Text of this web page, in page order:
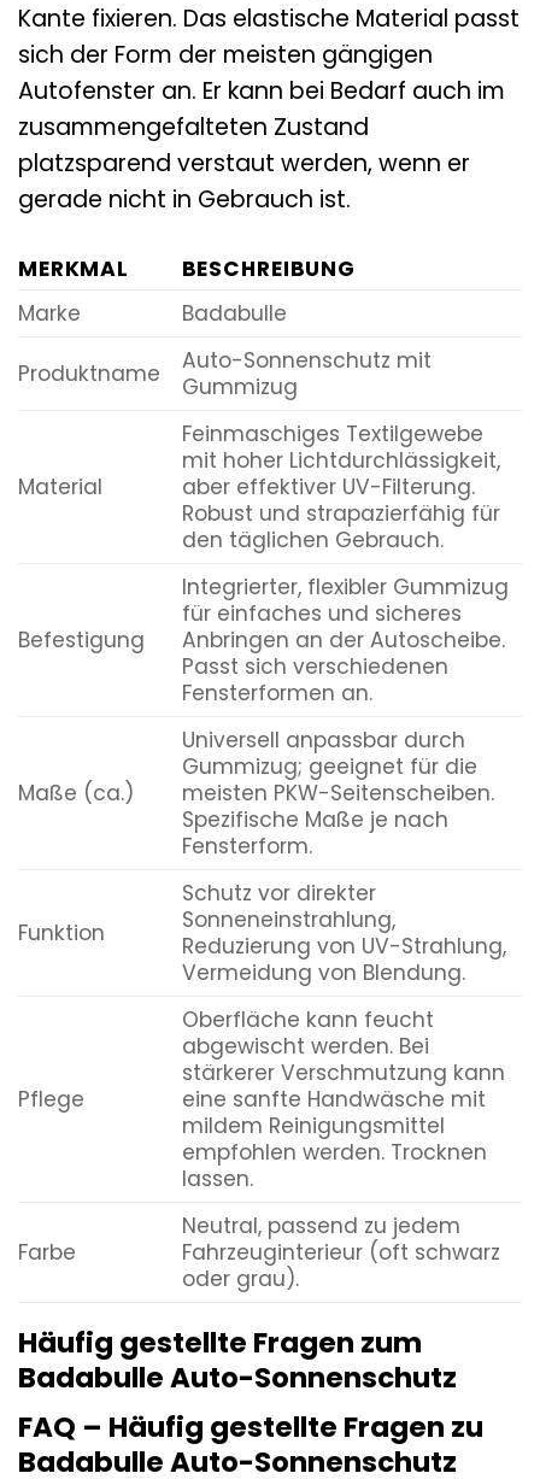
Kante fixieren. Das elastische Material passt
sich der Form der meisten gängigen
Autofenster an. Er kann bei Bedarf auch im
zusammengefalteten Zustand
platzsparend verstaut werden, wenn er
gerade nicht in Gebrauch ist.
MERKMAL
BESCHREIBUNG
Marke
Badabulle
Produktname
Auto-Sonnenschutz mit
Gummizug
Material
Feinmaschiges Textilgewebe
mit hoher Lichtdurchlässigkeit,
aber effektiver UV-Filterung.
Robust und strapazierfähig für
den täglichen Gebrauch.
Befestigung
Integrierter, flexibler Gummizug
für einfaches und sicheres
Anbringen an der Autoscheibe.
Passt sich verschiedenen
Fensterformen an.
Maße (ca.)
Universell anpassbar durch
Gummizug; geeignet für die
meisten PKW-Seitenscheiben.
Spezifische Maße je nach
Fensterform.
Funktion
Schutz vor direkter
Sonneneinstrahlung,
Reduzierung von UV-Strahlung,
Vermeidung von Blendung.
Pflege
Oberfläche kann feucht
abgewischt werden. Bei
stärkerer Verschmutzung kann
eine sanfte Handwäsche mit
mildem Reinigungsmittel
empfohlen werden. Trocknen
lassen.
Farbe
Neutral, passend zu jedem
Fahrzeuginterieur (oft schwarz
oder grau).
Häufig gestellte Fragen zum
Badabulle Auto-Sonnenschutz
FAQ – Häufig gestellte Fragen zu
Badabulle Auto-Sonnenschutz